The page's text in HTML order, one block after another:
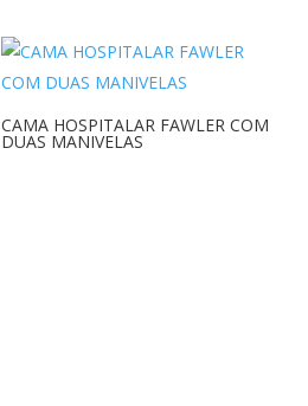
CAMA HOSPITALAR FAWLER COM
DUAS MANIVELAS